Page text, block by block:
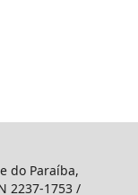
do Paraíba,
2237-1753 /